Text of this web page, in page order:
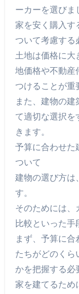
ーカーを選びま
家を安く購入す
ついて考慮する
土地は価格に大
地価格や不動産
つけることが重
また、建物の
て適切な選択を
きます。
予算に合わせた
ついて
建物の選び方は
す。
そのためには、
比較といった手
まず、予算に
たちがどのくら
かを把握する必
家を建てるため